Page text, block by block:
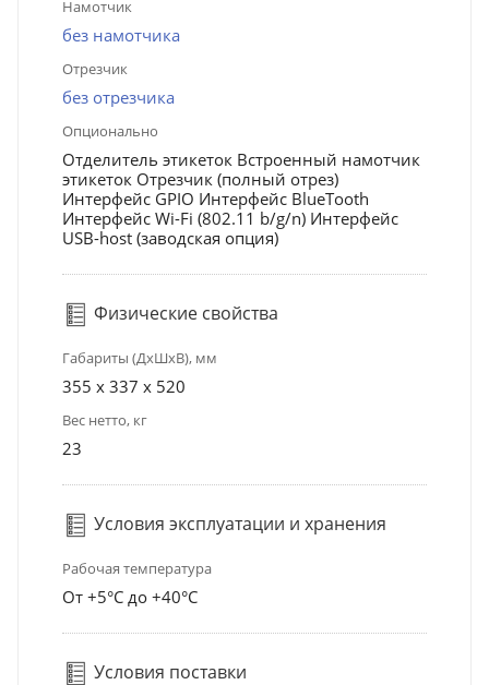
Намотчик
без намотчика
Отрезчик
без отрезчика
Опционально
Отделитель этикеток Встроенный намотчик
этикеток Отрезчик (полный отрез)
Интерфейс GPIO Интерфейс BlueTooth
Интерфейс Wi-Fi (802.11 b/g/n) Интерфейс
USB-host (заводская опция)
Физические свойства
Габариты (ДхШхВ), мм
355 x 337 x 520
Вес нетто, кг
23
Условия эксплуатации и хранения
Рабочая температура
От +5°С до +40°С
Условия поставки